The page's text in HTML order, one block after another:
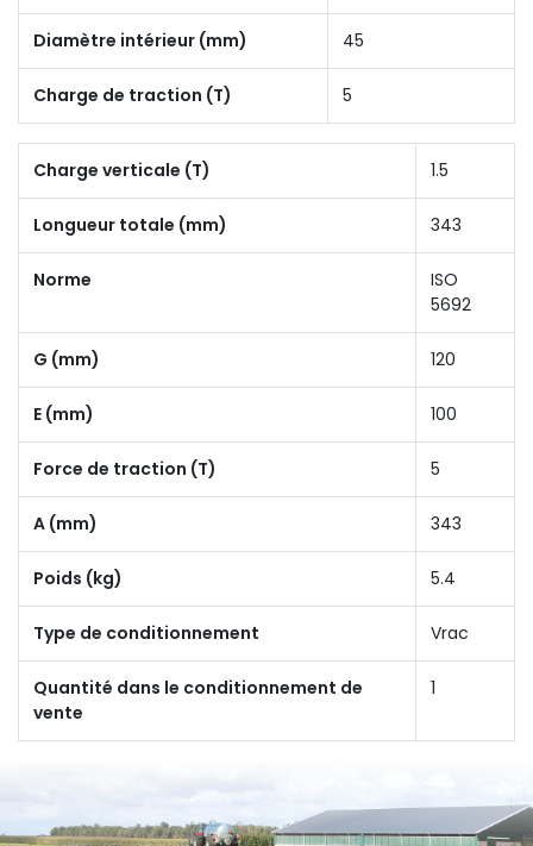
Diamètre intérieur (mm) 45
Charge de traction (T) 5
Charge verticale (T) 1.5
Longueur totale (mm) 343
Norme
ISO
5692
G (mm) 120
E (mm) 100
Force de traction (T) 5
A (mm) 343
Poids (kg) 5.4
Type de conditionnement Vrac
Quantité dans le conditionnement de
vente
1